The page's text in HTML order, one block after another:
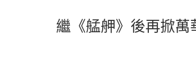
繼《艋舺》後再掀